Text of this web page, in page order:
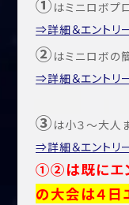
はミニロボプ
⇒詳細＆エントリ
② はミニロボの
⇒詳細＆エントリ
③ は小３～大人
⇒詳細＆エントリ
①②は既にエン
の大会は４日